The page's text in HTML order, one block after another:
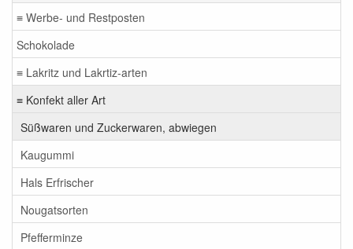
≡ Werbe- und Restposten
Schokolade
≡ Lakritz und Lakrtiz-arten
≡ Konfekt aller Art
Süßwaren und Zuckerwaren, abwiegen
Kaugummi
Hals Erfrischer
Nougatsorten
Pfefferminze